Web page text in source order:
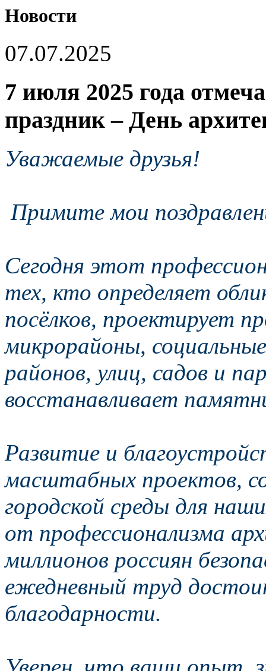
Новости
07.07.2025
7 июля 2025 года
праздник – День
Уважаемые друзья!
Примите мои
Сегодня этот
тех, кто определяет
посёлков, проектирует
микрорайоны,
районов, улиц, садов и
восстанавливает
Развитие и
масштабных проектов,
городской среды для
от профессионализма
миллионов россиян
ежедневный труд
благодарности.